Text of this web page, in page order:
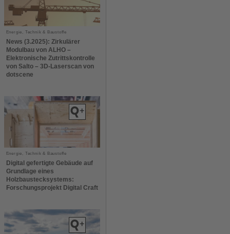
Energie, Technik & Baustoffe
News (3.2025): Zirkulärer
Modulbau von ALHO –
Elektronische Zutrittskontrolle
von Salto – 3D-Laserscan von
dotscene
Energie, Technik & Baustoffe
Digital gefertigte Gebäude auf
Grundlage eines
Holzbaustecksystems:
Forschungsprojekt Digital Craft